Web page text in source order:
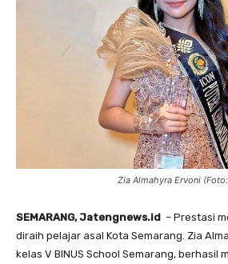
Zia Almahyra Ervoni
SEMARANG, Jatengnews.id – Prestasi
diraih pelajar asal Kota Semarang. Zia
kelas V BINUS School Semarang, berhasil